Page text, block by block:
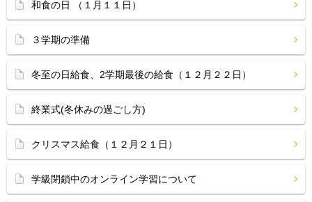
和食の日 （１月１１日）
３学期の準備
冬至の日給食、2学期最後の給食（１２月２２日）
終業式(冬休みの過ごし方)
クリスマス給食（１２月２１日）
学級閉鎖中のオンライン学習について